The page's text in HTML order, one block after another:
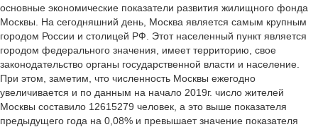
основные экономические показатели развития жилищного фонда
Москвы. На сегодняшний день, Москва является самым крупным
городом России и столицей РФ. Этот населенный пункт является
городом федерального значения, имеет территорию, свое
законодательство органы государственной власти и население.
При этом, заметим, что численность Москвы ежегодно
увеличивается и по данным на начало 2019г. число жителей
Москвы составило 12615279 человек, а это выше показателя
предыдущего года на 0,08% и превышает значение показателя